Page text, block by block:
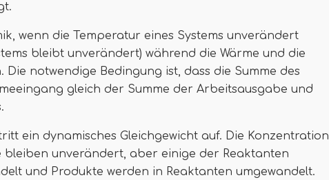
wenn die Temperatur eines Systems unverändert
bleibt unverändert) während die Wärme und die
notwendige Bedingung ist, dass die Summe des
gleich der Summe der Arbeitsausgabe und
ein dynamisches Gleichgewicht auf. Die Konzentration
unverändert, aber einige der Reaktanten
und Produkte werden in Reaktanten umgewandelt.